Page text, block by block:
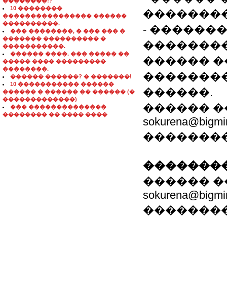
10 ��������
���������������� ������
����������.
��� ��������, � ��� ��� �
������� ���������� �
�����������.
������ ����. ��� ����� ��
����� ���� ���������
��������.
������ ������? � �������!
10 ����������� ������
������ � ������ �� ������ (�
�������������)
��� ��������������
�������� �� ���� ����
-
������
������.
������
������